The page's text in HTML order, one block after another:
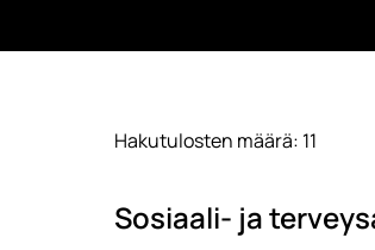
Hakutulosten määrä: 11
Sosiaali- ja